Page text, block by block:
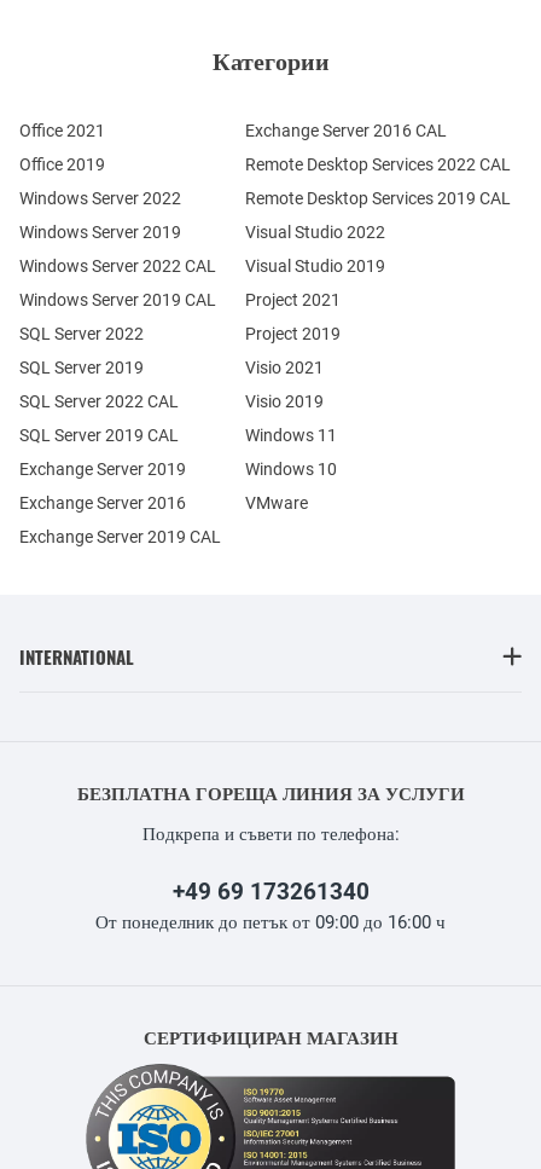
Категории
Office 2021
Office 2019
Windows Server 2022
Windows Server 2019
Exchange Server 2019
Exchange Server 2016
SQL Server 2022
SQL Server 2019
Windows Server 2022 CAL
Windows Server 2019 CAL
SQL Server 2022 CAL
SQL Server 2019 CAL
Remote Desktop Services 2022 CAL
Remote Desktop Services 2019 CAL
Exchange Server 2019 CAL
Exchange Server 2016 CAL
Visual Studio 2022
Visual Studio 2019
Project 2021
Project 2019
Visio 2021
Visio 2019
Windows 11
Windows 10
VMware
INTERNATIONAL
БЕЗПЛАТНА ГОРЕЩА ЛИНИЯ ЗА УСЛУГИ
Подкрепа и съвети по телефона:
+49 69 173261340
От понеделник до петък от 09:00 до 16:00 ч
СЕРТИФИЦИРАН МАГАЗИН